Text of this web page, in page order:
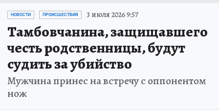
НОВОСТИ ПРОИСШЕСТВИЯ 3 июля 2026 9:57
Тамбовчанина, защищавшего
честь родственницы, будут
судить за убийство
Мужчина принес на встречу с оппонентом